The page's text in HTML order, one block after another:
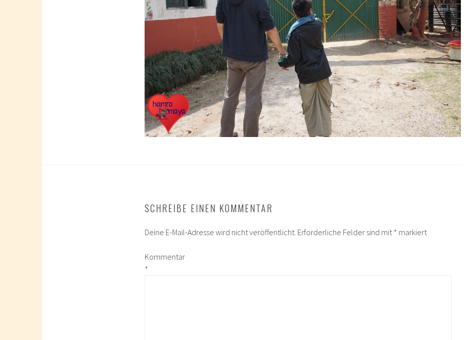
SCHREIBE EINEN KOMMENTAR
Deine E-Mail-Adresse wird nicht veröffentlicht. Erforderliche Felder sind mit* markiert
Kommentar
*